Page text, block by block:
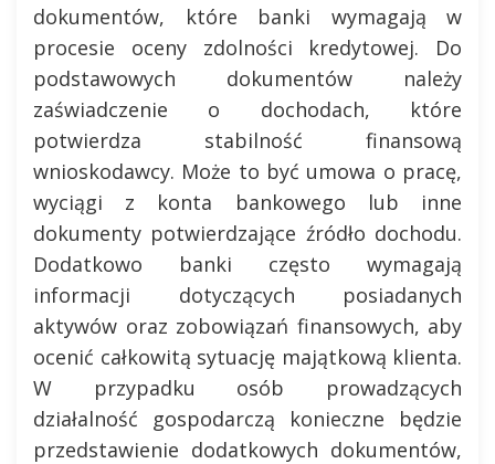
dokumentów, które banki wymagają w
procesie oceny zdolności kredytowej. Do
podstawowych dokumentów należy
zaświadczenie o dochodach, które
potwierdza stabilność finansową
wnioskodawcy. Może to być umowa o pracę,
wyciągi z konta bankowego lub inne
dokumenty potwierdzające źródło dochodu.
Dodatkowo banki często wymagają
informacji dotyczących posiadanych
aktywów oraz zobowiązań finansowych, aby
ocenić całkowitą sytuację majątkową klienta.
W przypadku osób prowadzących
działalność gospodarczą konieczne będzie
przedstawienie dodatkowych dokumentów,